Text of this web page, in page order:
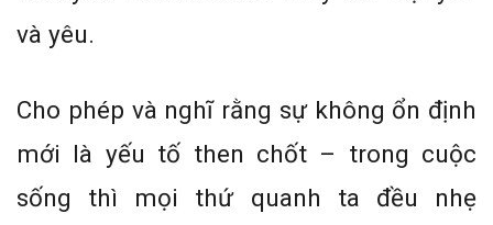
và yêu.
Cho phép và nghĩ rằng sự không ổn định
mới là yếu tố then chốt – trong cuộc
sống thì mọi thứ quanh ta đều nhẹ